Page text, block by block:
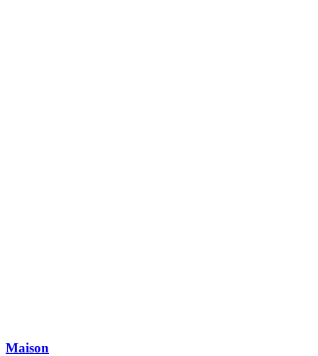
Maison